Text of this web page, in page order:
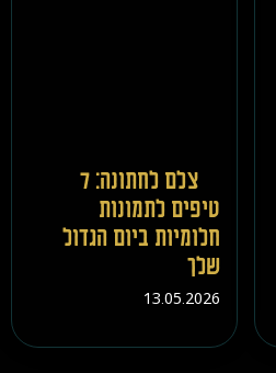
צלם לחתונה: 7
טיפים לתמונות
חלומיות ביום הגדול
שלך
13.05.2026